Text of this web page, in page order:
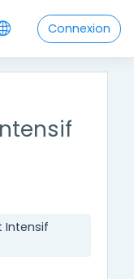
Connexion
Intensif